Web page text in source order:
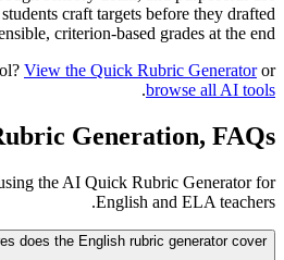
craft targets before they drafted
criterion-based grades at the end.
View the Quick Rubric Generatoror
browse all AI tools
.
Generation, FAQs
the AI Quick Rubric Generator for
English and ELA teachers.
does the English rubric generator cover?